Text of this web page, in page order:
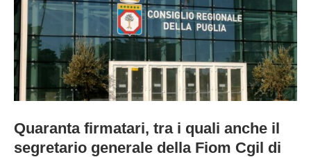
Quaranta firmatari, tra i quali anche il
segretario generale della Fiom Cgil di